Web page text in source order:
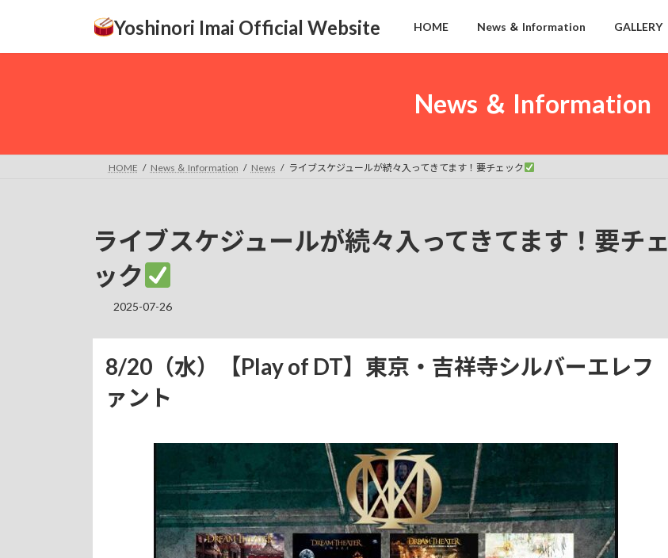
Yoshinori Imai Official Website HOME News ＆ Information GALLERY
News ＆ Information
HOME News ＆ Information News ライブスケジュールが続々入ってきてます！要チェック
ライブスケジュールが続々入ってきてます！要チェ
ック
2025-07-26
8/20（水）【Play of DT】東京・吉祥寺シルバーエレフ
ァント